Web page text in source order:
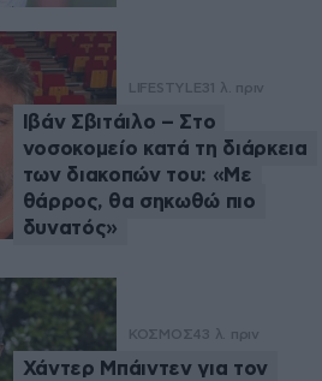
LIFESTYLE31 λ. πριν
Ιβάν Σβιτάιλο – Στο
νοσοκομείο κατά τη διάρκεια
των διακοπών του: «Με
θάρρος, θα σηκωθώ πιο
δυνατός»
ΚΟΣΜΟΣ43 λ. πριν
Χάντερ Μπάιντεν για τον